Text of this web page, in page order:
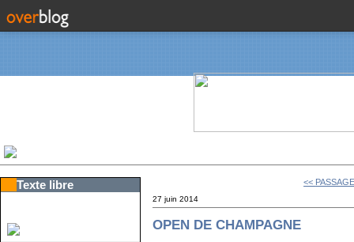
Texte libre <<
27 juin 2014
OPEN DE CHAMPAGNE